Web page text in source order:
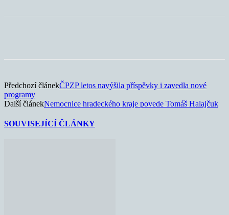
Předchozí článekČPZP letos navýšila příspěvky i zavedla nové
programy
Další článekNemocnice hradeckého kraje povede Tomáš Halajčuk
SOUVISEJÍCÍ ČLÁNKY